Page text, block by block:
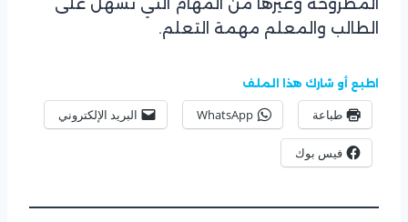
المطروحة وغيرها من المهام التي تسهل على
الطالب والمعلم مهمة التعلم.
اطبع أو شارك هذا الملف
طباعة WhatsApp البريد الإلكتروني
فيس بوك